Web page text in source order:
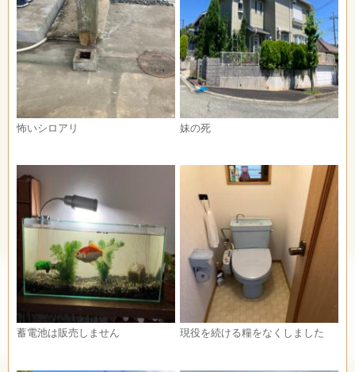
怖いシロアリ 妹の死
蓄電池は販売しません 現役を続ける糧をなくしました